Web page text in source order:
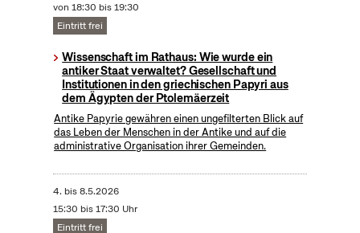
von 18:30 bis 19:30
Eintritt frei
Wissenschaft im Rathaus: Wie wurde ein
antiker Staat verwaltet? Gesellschaft und
Institutionen in den griechischen Papyri aus
dem Ägypten der Ptolemäerzeit
Antike Papyrie gewähren einen ungefilterten Blick auf
das Leben der Menschen in der Antike und auf die
administrative Organisation ihrer Gemeinden.
4. bis8.5.2026
15:30 bis 17:30 Uhr
Eintritt frei